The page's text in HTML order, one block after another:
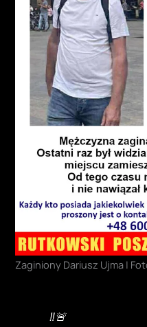
Zaginiony Dariusz Ujma |
‼️🚨